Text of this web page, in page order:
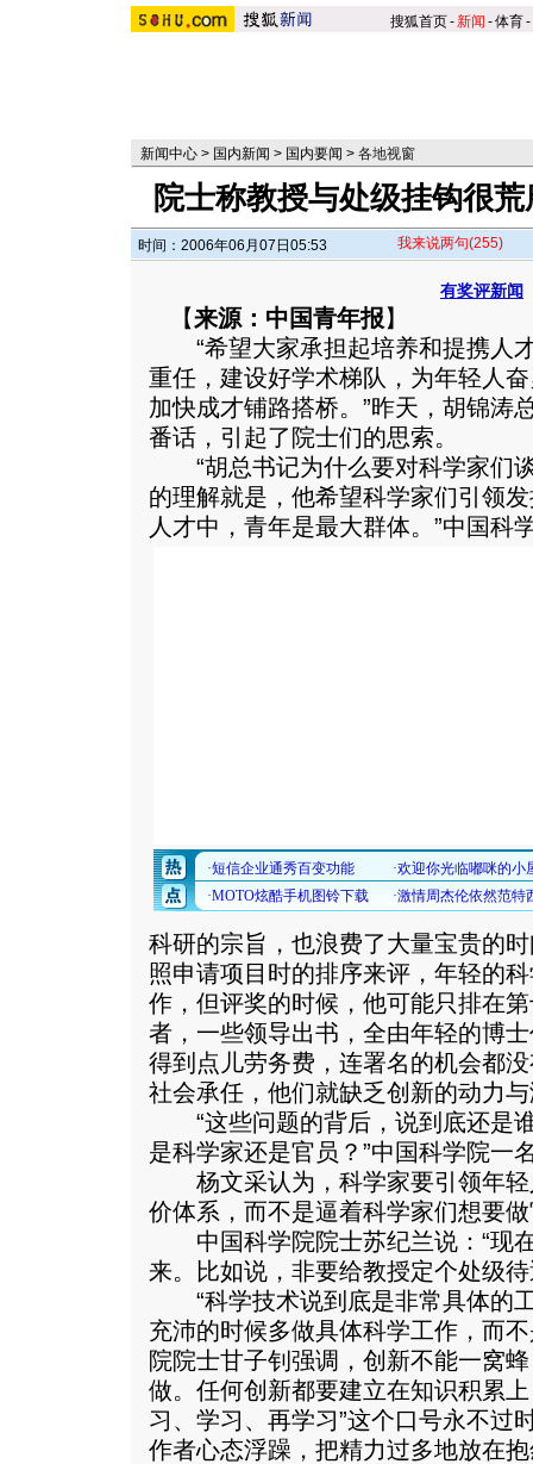
搜狐首页-新闻 -体育-
新闻中心 > 国内新闻 > 国内要闻 > 各地视窗
院士称教授与处级挂钩很
时间：2006年06月07日05:53 我来说两句(255)
有奖评新闻
【来源：中国青年报】
“希望大家承担起培养和提携人
重任，建设好学术梯队，为年轻人
加快成才铺路搭桥。”昨天，胡锦涛
番话，引起了院士们的思索。
“胡总书记为什么要对科学家们
的理解就是，他希望科学家们引领
人才中，青年是最大群体。 ”中国科
科研的宗旨，也浪费了大量宝贵的
照申请项目时的排序来评，年轻的
作，但评奖的时候，他可能只排在
者，一些领导出书，全由年轻的博
得到点儿劳务费，连署名的机会都
社会承任，他们就缺乏创新的动力与
“这些问题的背后，说到底还是
是科学家还是官员？”中国科学院一
杨文采认为，科学家要引领年轻
价体系，而不是逼着科学家们想要
中国科学院院士苏纪兰说：“现
来。比如说，非要给教授定个处级
“科学技术说到底是非常具体的
充沛的时候多做具体科学工作，而
院院士甘子钊强调，创新不能一窝
做。任何创新都要建立在知识积累
习、学习、再学习”这个口号永不过
作者心态浮躁，把精力过多地放在